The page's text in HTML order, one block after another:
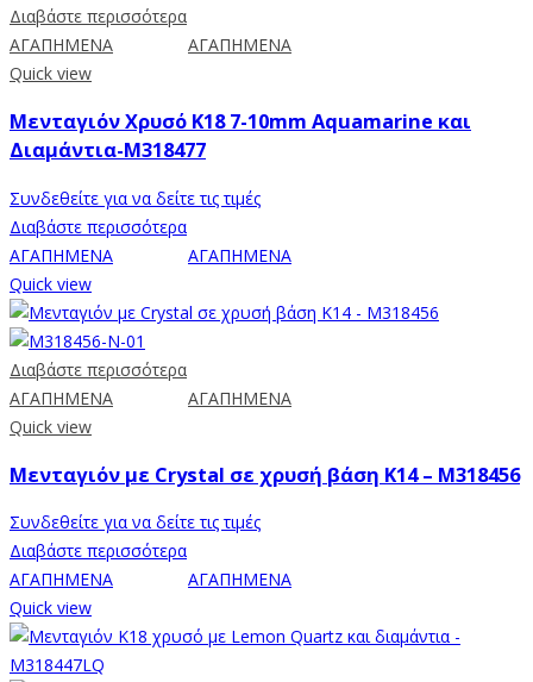
Διαβάστε περισσότερα
ΑΓΑΠΗΜΕΝΑ
ΑΓΑΠΗΜΕΝΑ
Quick view
Μενταγιόν Χρυσό K18 7-10mm Aquamarine και
Διαμάντια-M318477
Συνδεθείτε για να δείτε τις τιμές
Διαβάστε περισσότερα
ΑΓΑΠΗΜΕΝΑ
ΑΓΑΠΗΜΕΝΑ
Quick view
Διαβάστε περισσότερα
ΑΓΑΠΗΜΕΝΑ
ΑΓΑΠΗΜΕΝΑ
Quick view
Μενταγιόν με Crystal σε χρυσή βάση Κ14 – Μ318456
Συνδεθείτε για να δείτε τις τιμές
Διαβάστε περισσότερα
ΑΓΑΠΗΜΕΝΑ
ΑΓΑΠΗΜΕΝΑ
Quick view